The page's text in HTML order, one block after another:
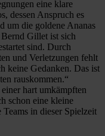
eine klare
dessen Anspruch es
um die goldene Ananas
Gillet ist sich
sind. Durch
und Verletzungen fehlt
keine Gedanken. Das ist
rauskommen.“
hart umkämpften
schon eine kleine
in dieser Spielzeit